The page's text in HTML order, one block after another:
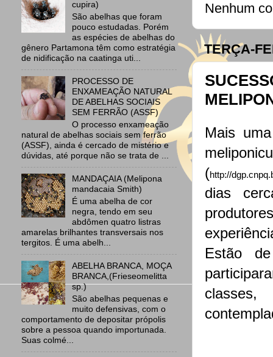
Nenhum
TERÇA-
Mais
(http://
dias
Estão
cupira)
São abelhas que foram
pouco estudadas. Porém
as espécies de abelhas do
gênero Partamona têm como estratégia
de nidificação na caatinga uti...
PROCESSO DE
ENXAMEAÇÃO NATURAL
DE ABELHAS SOCIAIS
SEM FERRÃO (ASSF)
O processo enxameação
natural de abelhas sociais sem ferrão
(ASSF), ainda é cercado de mistério e
dúvidas, até porque não se trata de ...
MANDAÇAIA (Melipona
mandacaia Smith)
É uma abelha de cor
negra, tendo em seu
abdômen quatro listras
amarelas brilhantes transversais nos
tergitos. É uma abelh...
ABELHA BRANCA, MOÇA
BRANCA,(Frieseomelitta
sp.)
São abelhas pequenas e
muito defensivas, com o
comportamento de depositar própolis
sobre a pessoa quando importunada.
Suas colmé...